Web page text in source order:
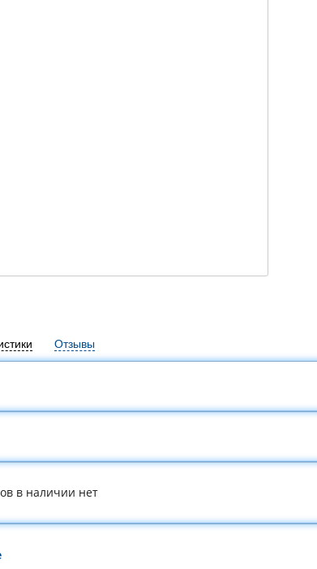
Отзывы
в наличии нет